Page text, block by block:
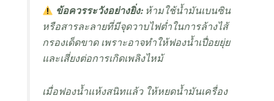
ข้อควรระวังอย่างยิ่ง:ห้ามใช้น้ำมันเบนซิน
หรือสารละลายที่มีจุดวาบไฟต่ำในการล้างไส้
กรองเด็ดขาด เพราะอาจทำให้ฟองน้ำเปื่อยยุ่ย
และเสี่ยงต่อการเกิดเพลิงไหม้
เมื่อฟองน้ำแห้งสนิทแล้ว ให้หยดน้ำมันเครื่อง